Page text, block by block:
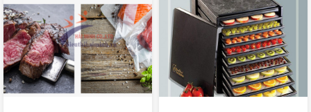
làm việc cao nhất.
chuyên bán máy phát điện
chất lượng tìm hiểu ngay qua
bài chia sê dưới đây nhé.